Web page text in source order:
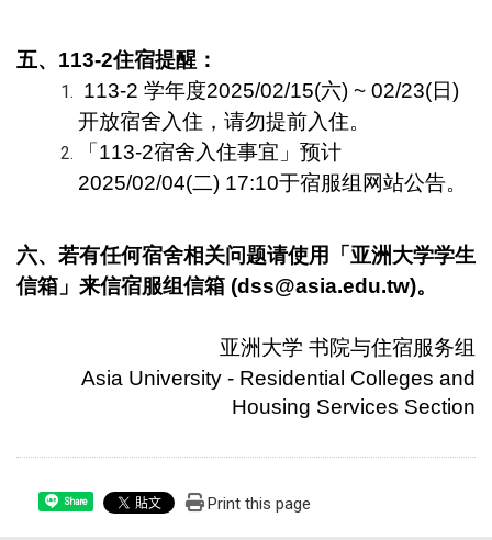
五、113-2住宿提醒：
113-2 学年度2025/02/15(六) ~ 02/23(日)
开放宿舍入住，请勿提前入住。
「113-2宿舍入住事宜」预计
2025/02/04(二) 17:10于宿服组网站公告。
六、若有任何宿舍相关问题请使用「亚洲大学学生
信箱」来信宿服组信箱 (dss@asia.edu.tw)。
亚洲大学 书院与住宿服务组
Asia University - Residential Colleges and
Housing Services Section
Share Print this page